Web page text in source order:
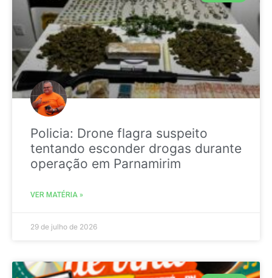
Policia: Drone flagra suspeito
tentando esconder drogas durante
operação em Parnamirim
VER MATÉRIA »
29 de julho de 2026